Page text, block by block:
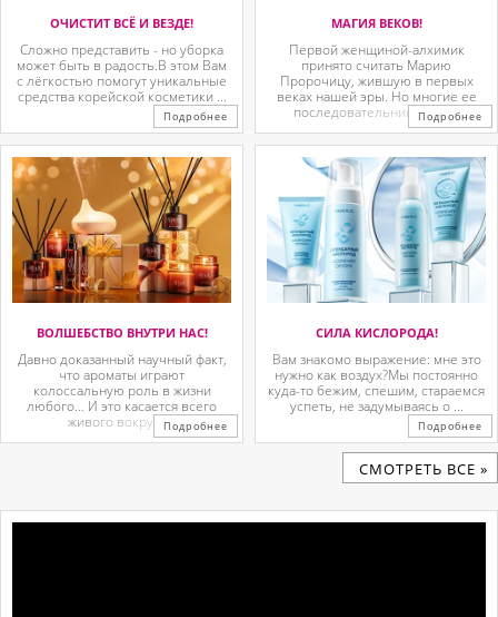
ОЧИСТИТ ВСЁ И ВЕЗДЕ!
Сложно представить - но уборка
может быть в радость.В этом Вам
с лёгкостью помогут уникальные
средства корейской косметики ...
Подробнее
МАГИЯ ВЕКОВ!
Первой женщиной-алхимик
принято считать Марию
Пророчицу, жившую в первых
веках нашей эры. Но многие ее
последовательницы так ...
Подробнее
ВОЛШЕБСТВО ВНУТРИ НАС!
Давно доказанный научный факт,
что ароматы играют
колоссальную роль в жизни
любого… И это касается всего
живого вокруг. ...Подробнее
СИЛА КИСЛОРОДА!
Вам знакомо выражение: мне это
нужно как воздух?Мы постоянно
куда-то бежим, спешим, стараемся
успеть, не задумываясь о ...
Подробнее
CМОТРЕТЬ ВСЕ »